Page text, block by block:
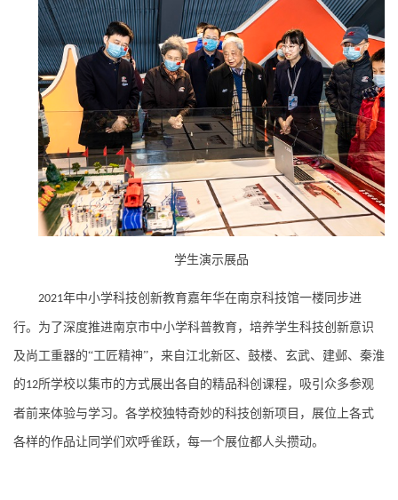
学生演示展品
2021年中小学科技创新教育嘉年华在南京科技馆一楼同步进
行。为了深度推进南京市中小学科普教育，培养学生科技创新意识
及尚工重器的“工匠精神”，来自江北新区、鼓楼、玄武、建邺、秦淮
的12所学校以集市的方式展出各自的精品科创课程，吸引众多参观
者前来体验与学习。各学校独特奇妙的科技创新项目，展位上各式
各样的作品让同学们欢呼雀跃，每一个展位都人头攒动。